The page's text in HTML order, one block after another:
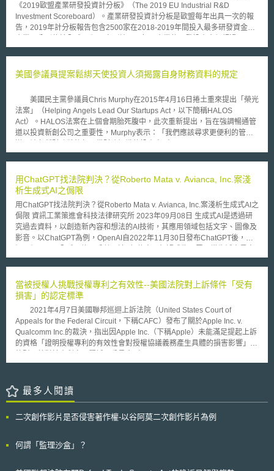
《2019歐盟產業研發投資計分板》（The 2019 EU Industrial R&D
Investment Scoreboard）。產業研發投資計分板是歐盟每年出具一次的報
告，2019年計分板報告包含2500家在2018-2019年間投入最多研發資金的
萬歐元，總計約為8234億歐元，為全球研發支出的90%。在這2500家企業
額的38％；318家來自日本，佔13％；507家中國公司，佔12％。 報
球研發資金投入比例不斷增加。另外，研發投資高度集中於大型企業；在這
2500家企業中，前10大、前50大企業分別佔研發總額的15%和40%。前50
大企業中，最多者為美國企業22家和歐盟企業17家。再從研發投資領域觀
察，前三大領域分別為資通訊產業（38.7%）、健康（20.7%）和汽車產業
（17.2%），佔總量的76.6%。但每一個國家重視的領域不盡相同，例如歐
佔了52.8%、26.7%在健康，僅有7.6%在汽車。 再從個別企業研發投
Volkswagen。另外，報告統計在過去的15年中，有8家企業在全球研發投
資金額排名中上升了70名以上，分別為：Alphabet、華為、蘋果、
Facebook、阿里巴巴、Celgene、Gilead Sciences和德國馬牌；也代表這
15年間資通訊、生技與汽車產業發展的重要性。
美國參議員提案鬆綁天使投資人須揭露自身財務資料的規定
美國民主黨參議員Chris Murphy在2015年4月16日捲土重來提出「榮光
法案」（Helping Angels Lead Our Startups Act，以下簡稱HALOS
Act）。HALOS法案在上個會期胎死腹中，此次重新提出，旨在強調暢通管
道以投資新創公司之重要性，Murphy表示：「我們應該尋求更便利的管
of any financial status）都能投資新創公司，利用他們的專業和資金來增強
是現行許多美國創業家藉以增加與天使投資人（Angel Investors）連結的方
式。在「Demo Days」此種場合，創業家通常僅向與會者展示其產品或服
務，而不主動進行籌資，避免提及或發送與公司財務預測、業務成長等等與
招募投資人有關的資訊、文件。 在「Pitch Events」的場合，其主要目
的則為發掘潛在投資人，進而籌募新創公司所需之資金。但此種類似投資說
明會的「Pitch Events」必須受到美國2012年「新創企業啟動法」
（Jumpstart Our Business Startups Act，以下簡稱JOBS法）的規範，也就
指之「公開徵求」（general solicitation）、參與者是否為「合格投資人」
足以被認定具有充分財務決定能力，JOBS法因此要求這些天使投資人必須
交出一定的個人財務資料作為佐證。 批評者認為這些規定無助於讓新
創公司籌募所需資金，也因此無法創造更多就業機會，因為許多投資人對於
必須將自己的財務狀況分享給新創公司，甚至是活動策展人，往往是感到不
太自在的。Murphy參議員認為這些規定是「繁瑣的第三方審核程序」、
「是一種對隱私的侵犯，嚇跑了那些想要想要支持新創公司的投資人，特別
是在新創公司最需要資金的時刻」。 Murphy參議員提出此法案回應了
批評者的建議，主張法規對於這些天使投資人團體（Angel Investor
已具有家族或朋友等人際網絡關係。
用ChatGPT找法院判決？從Roberto Mata v. Avianca, Inc.案淺
析生成式AI之侷限
用ChatGPT找法院判決？從Roberto Mata v. Avianca, Inc.案淺析生成式AI之
侷限 資訊工業策進會科技法律研究所 2023年09月08日 生成式AI是透過研
究過去資料，以創造新內容和想法的AI技術，其應用領域包括文字、圖像及
影音。以ChatGPT為例，OpenAI自2022年11月30日發布ChatGPT後，短
易近用的AI科技。 惟，生成式AI大量使用後，其中的問題也逐漸浮現。例
正確性。Roberto Mata v. Avianca, Inc.案即是因律師利用ChatGPT撰寫訴
狀，卻未重新審視其所提供判決之正確性，以致後續引發訴狀中所描述的判
決不存在爭議。 壹、事件摘要 Roberto Mata v. Avianca, Inc.案[1]中，原告
Roberto Mata於2019年8月搭乘哥倫比亞航空從薩爾瓦多飛往紐約，飛行過
程中膝蓋遭空服員的推車撞傷，並於2022年2月向法院提起訴訟，要求哥倫
比亞航空為空服員的疏失作出賠償；哥倫比亞航空則主張已超過《蒙特婁公
約》（Montreal Convention）第35條所訂之航空器抵達日起兩年內向法院
對ChatGPT所提供的判決，曾多次向ChatGPT確認該判決之正確性[2]。
貳、生成式AI應用之潛在風險 雖然運用生成式AI技術並結合自身專業知識執
行特定任務，可能有助於提升效率，惟，從前述Roberto Mata v. Avianca,
相較於傳統機器學習，生成式AI模型訓練將耗費更多運算資源與能源。根據
當被授權人挑戰授權專利之有效性--美國法院對上訴條件「受有
損害」的認定標準
2021年4月7日美國聯邦巡迴上訴法院（United States Court of
Appeals for the Federal Circuit，下稱CAFC）發布了關於Apple Inc. v.
Qualcomm Inc.的裁決，指出因Apple Inc.（下稱Apple）未能滿足提起上訴
的資格「證明授權專利的有效性會對授權協議義務產生具體的損害影響」，
稱PTAB）做出之US7,844,037與US8,683,362專利（下稱爭議專利）有效
持有，Qualcomm曾以Apple侵犯爭議專利提起侵權訴訟，Apple隨後在
PTAB對爭議專利提出多方複審程序（Inter partes review,下稱IPR），以挑
利侵權和解協議並簽署了授權契約，授權的專利組合中也包含爭議專利。
由於提起上訴條件之一是上訴人需有受到損害的事實，Apple以其需持續支
最多人閱讀
二次創作影片是否侵害著作權-以谷阿莫二次創作影片為例
何謂「監理沙盒」？